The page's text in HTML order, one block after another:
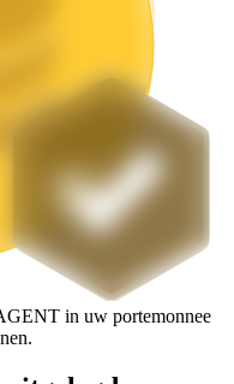
te verdienen.
in uw portemonnee